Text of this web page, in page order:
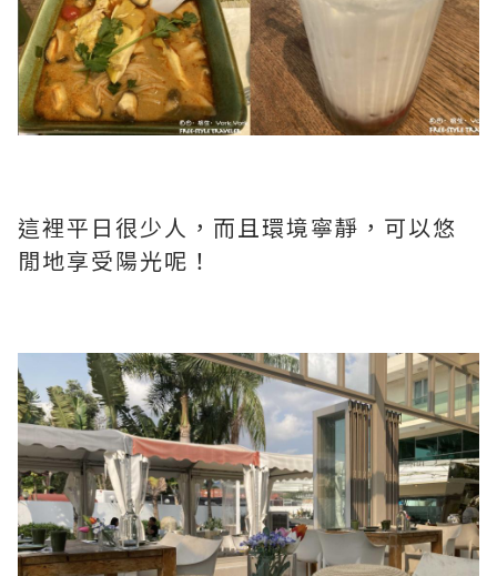
這裡平日很少人，而且環境寧靜，可以悠
閒地享受陽光呢！